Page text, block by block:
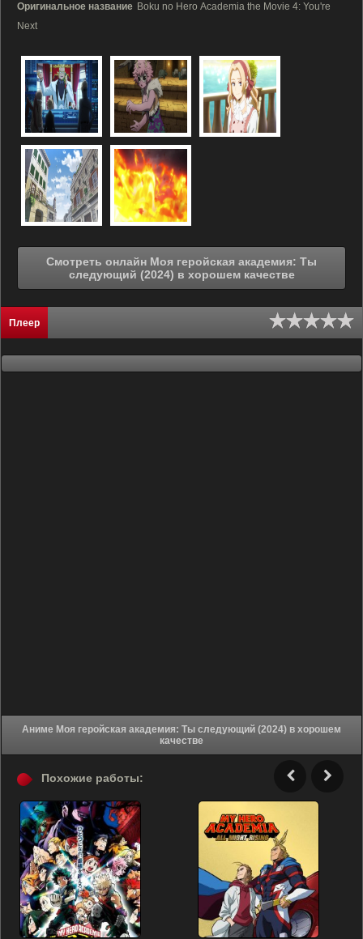
Оригинальное название Boku no Hero Academia the Movie 4: You're
Next
Смотреть онлайн Моя геройская академия: Ты
следующий (2024) в хорошем качестве
Плеер
Аниме Моя геройская академия: Ты следующий (2024) в хорошем
качестве
Похожие работы: